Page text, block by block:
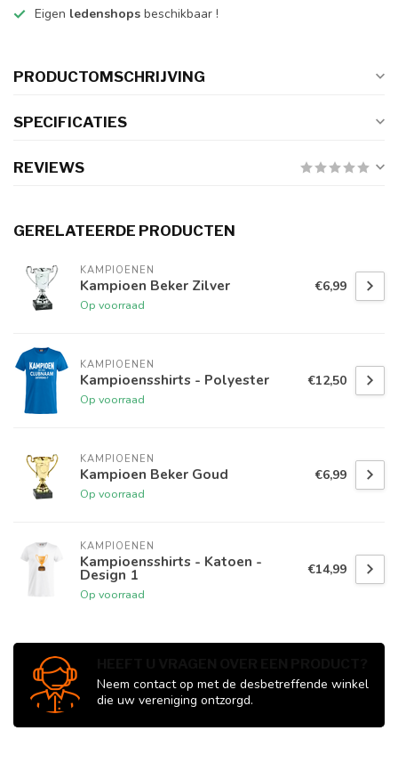
Eigen ledenshops beschikbaar !
PRODUCTOMSCHRIJVING
SPECIFICATIES
REVIEWS
GERELATEERDE PRODUCTEN
KAMPIOENEN
Kampioen Beker Zilver
Op voorraad
€6,99
KAMPIOENEN
Kampioensshirts - Polyester
Op voorraad
€12,50
KAMPIOENEN
Kampioen Beker Goud
Op voorraad
€6,99
KAMPIOENEN
Kampioensshirts - Katoen -
Design 1
Op voorraad
€14,99
Neem contact op met de desbetreffende winkel
die uw vereniging ontzorgd.